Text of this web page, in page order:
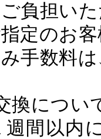
負担い
定のお
手数料
換につい
週間以